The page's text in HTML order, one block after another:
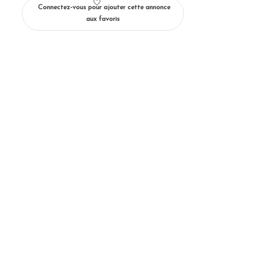
Connectez-vous pour ajouter cette annonce
aux favoris